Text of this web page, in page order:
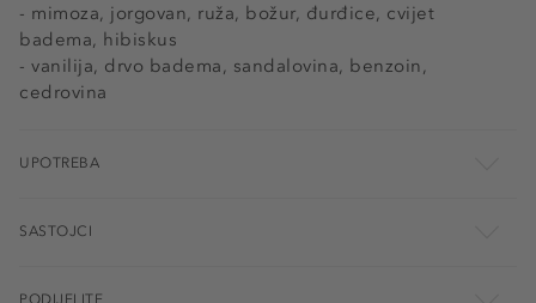
- mimoza, jorgovan, ruža, božur, đurđice, cvijet
badema, hibiskus
- vanilija, drvo badema, sandalovina, benzoin,
cedrovina
UPOTREBA
SASTOJCI